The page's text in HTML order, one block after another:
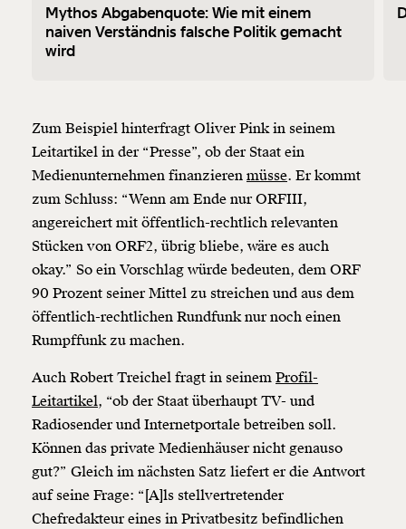
Mythos Abgabenquote: Wie mit einem
naiven Verständnis falsche Politik gemacht
wird
Zum Beispiel hinterfragt Oliver Pink in seinem
Leitartikel in der “Presse”, ob der Staat ein
Medienunternehmen finanzieren müsse. Er kommt
zum Schluss: “Wenn am Ende nur ORFIII,
angereichert mit öffentlich-rechtlich relevanten
Stücken von ORF2, übrig bliebe, wäre es auch
okay.” So ein Vorschlag würde bedeuten, dem ORF
90 Prozent seiner Mittel zu streichen und aus dem
öffentlich-rechtlichen Rundfunk nur noch einen
Rumpffunk zu machen.
Auch Robert Treichel fragt in seinem Profil-
Leitartikel, “ob der Staat überhaupt TV- und
Radiosender und Internetportale betreiben soll.
Können das private Medienhäuser nicht genauso
gut?” Gleich im nächsten Satz liefert er die Antwort
auf seine Frage: “[A]ls stellvertretender
Chefredakteur eines in Privatbesitz befindlichen